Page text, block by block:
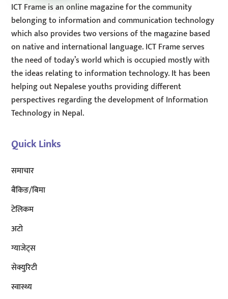
ICT Frame is an online magazine for the community
belonging to information and communication technology
which also provides two versions of the magazine based
on native and international language. ICT Frame serves
the need of today’s world which is occupied mostly with
the ideas relating to information technology. It has been
helping out Nepalese youths providing different
perspectives regarding the development of Information
Technology in Nepal.
Quick Links
समाचार
बैंकिङ/बिमा
टेलिकम
अटाे
ग्याजेट्स
सेक्युरिटी
स्वास्थ्य